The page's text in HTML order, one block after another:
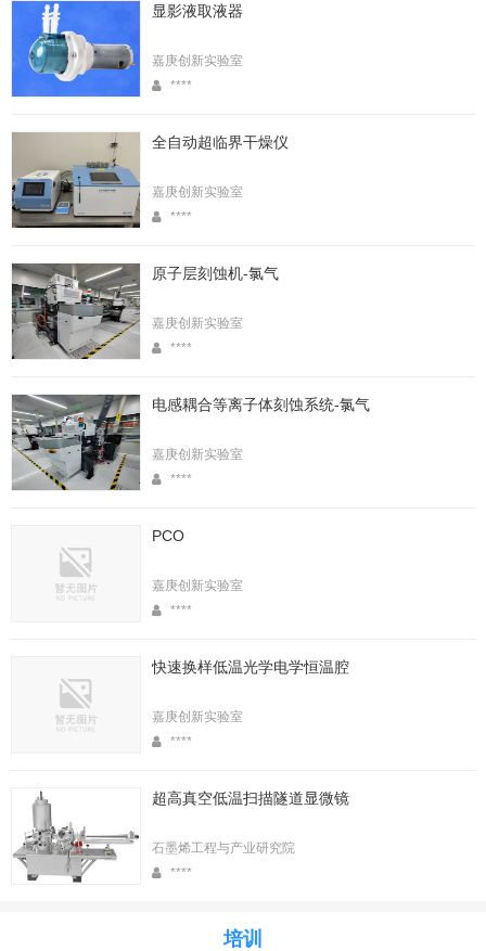
显影液取液器
嘉庚创新实验室
****
全自动超临界干燥仪
嘉庚创新实验室
****
原子层刻蚀机-氯气
嘉庚创新实验室
****
电感耦合等离子体刻蚀系统-氯气
嘉庚创新实验室
****
PCO
嘉庚创新实验室
****
快速换样低温光学电学恒温腔
嘉庚创新实验室
****
超高真空低温扫描隧道显微镜
石墨烯工程与产业研究院
****
培训